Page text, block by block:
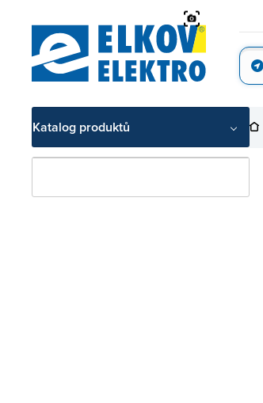
Katalog produktů